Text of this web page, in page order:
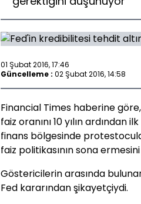
01 Şubat 2016, 17:46
Güncelleme : 02 Şubat 2016, 14:58
Financial Times haberine
faiz oranını 10 yılın ardından
finans bölgesinde
faiz politikasının sona
Göstericilerin arasında
Fed kararından şikayetçiydi.